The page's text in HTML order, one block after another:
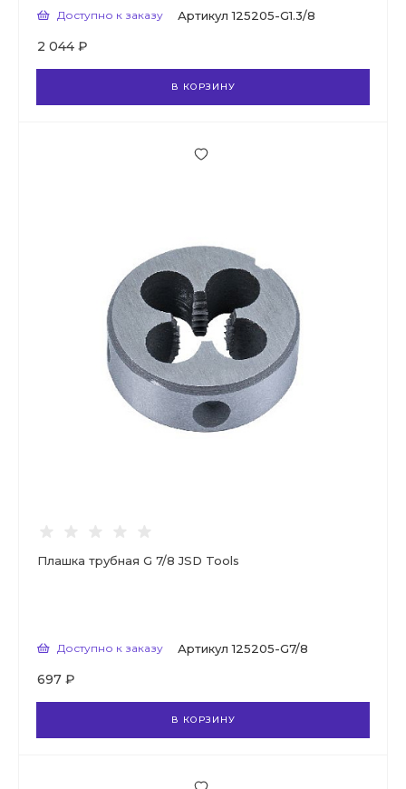
Доступно к заказу Артикул 125205-G1.3/8
2 044 ₽
В КОРЗИНУ
Плашка трубная G 7/8 JSD Tools
Доступно к заказу Артикул 125205-G7/8
697 ₽
В КОРЗИНУ